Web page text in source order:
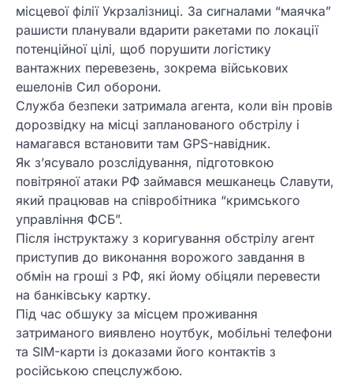
місцевої філії Укрзалізниці. За сигналами “маячка”
рашисти планували вдарити ракетами по локації
потенційної цілі, щоб порушити логістику
вантажних перевезень, зокрема військових
ешелонів Сил оборони.
Служба безпеки затримала агента, коли він провів
дорозвідку на місці запланованого обстрілу і
намагався встановити там GPS-навідник.
Як з’ясувало розслідування, підготовкою
повітряної атаки РФ займався мешканець Славути,
який працював на співробітника “кримського
управління ФСБ”.
Після інструктажу з коригування обстрілу агент
приступив до виконання ворожого завдання в
обмін на гроші з РФ, які йому обіцяли перевести
на банківську картку.
Під час обшуку за місцем проживання
затриманого виявлено ноутбук, мобільні телефони
та SIM-карти із доказами його контактів з
російською спецслужбою.